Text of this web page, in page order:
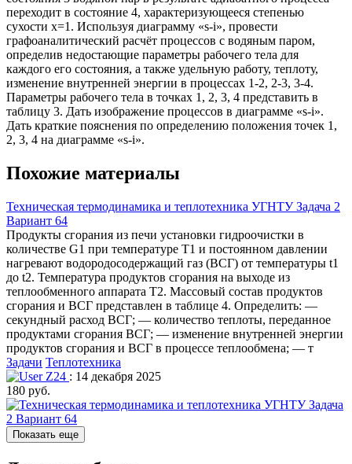
переходит в состояние 4, характеризующееся степенью
сухости х=1. Используя диаграмму «s-i», провести
графоаналитический расчёт процессов с водяным паром,
определив недостающие параметры рабочего тела для
каждого его состояния, а также удельную работу, теплоту,
изменение внутренней энергии в процессах 1-2, 2-3, 3-4.
Параметры рабочего тела в точках 1, 2, 3, 4 представить в
таблицу 3. Дать изображение процессов в диаграмме «s-i».
Дать краткие пояснения по определению положения точек 1,
2, 3, 4 на диаграмме «s-i».
Похожие материалы
Техническая термодинамика и теплотехника УГНТУ Задача 2
Вариант 64
Продукты сгорания из печи установки гидроочистки в
количестве G1 при температуре T1 и постоянном давлении
нагревают водородосодержащий газ (ВСГ) от температуры t1
до t2. Температура продуктов сгорания на выходе из
теплообменного аппарата Т2. Массовый состав продуктов
сгорания и ВСГ представлен в таблице 4. Определить: —
секундный расход ВСГ; — количество теплоты, переданное
продуктами сгорания ВСГ; — изменение внутренней энергии
продуктов сгорания и ВСГ в процессе теплообмена; — т
Задачи Теплотехника
Z24 : 14 декабря 2025
180 руб.
Показать еще